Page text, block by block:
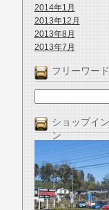
2014年1月
2013年12月
2013年8月
2013年7月
フリーワー
ショップイ
ン